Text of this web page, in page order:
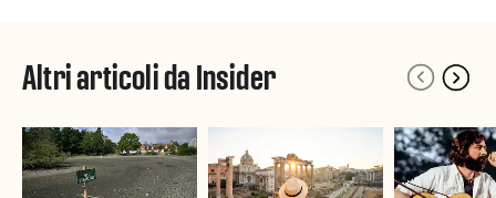
Altri articoli da Insider